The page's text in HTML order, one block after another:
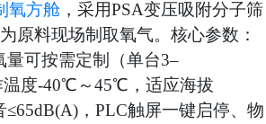
氧方舱 ，采用PSA变压吸附分子筛
原料现场制取氧气。核心参数：
量可按需定制（单台3–
温度-40℃～45℃，适应海拔
≤65dB(A)，PLC触屏一键启停、物